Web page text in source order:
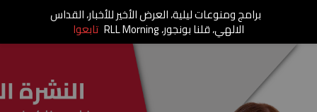
برامج ومنوعات ليلية، العرض الأخير للأخبار، القداس
الالهي، قلنا بونجور، RLL Morning تابعوا